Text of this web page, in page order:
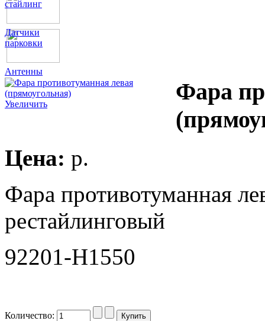
стайлинг
Датчики
парковки
Антенны
Увеличить
Фара
Цена: p.
Фара противотуманная
рестайлинговый
92201-H1550
Количество: